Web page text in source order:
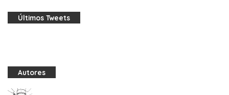
Últimos Tweets
Autores